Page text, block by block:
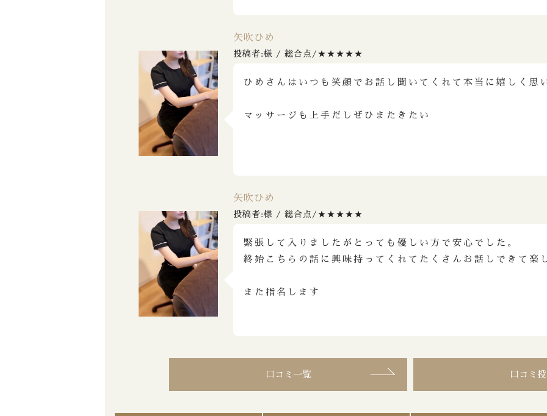
矢吹ひめ
投稿者:様 / 総合点/★★★★★
ひめさんはいつも笑顔でお話し聞いてくれて本当に嬉しく思
マッサージも上手だしぜひまたきたい
矢吹ひめ
投稿者:様 / 総合点/★★★★★
緊張して入りましたがとっても優しい方で安心でした。
終始こちらの話に興味持ってくれてたくさんお話しできて楽
また指名します
口コミ一覧 口コミ